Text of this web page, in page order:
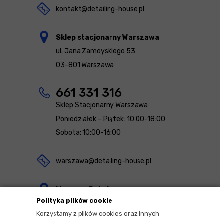
Polityka plików cookie
Korzystamy z plików cookies oraz innych
kontakt@detailing-house.pl
Sklep stacjonarny Warszawa
ul. Jana Zamoyskiego 53
03-801 Warszawa
661 331 316
Sklep Stacjonarny Warszawa
Poniedziałek – Piątek: 10:00-18:00
Sobota: 10:00-16:00
warszawa@detailing-house.pl
Magazyn Rekcin
Nomos Sp. z o.o. sp.k.
ul. Agrestowa 1